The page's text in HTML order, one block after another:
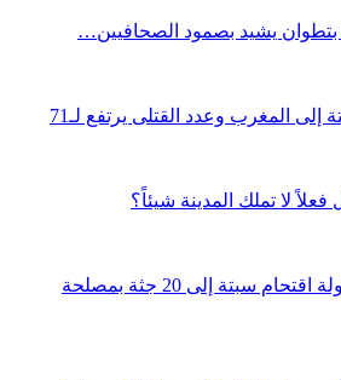
بتطوان يشيد بصمود الصحافيين…
لا تملك المدينة شيئاً؟
ارتفاع حصيلة ضحايا محاولة اقتحام سبتة إلى 20 جثة بمصلحة